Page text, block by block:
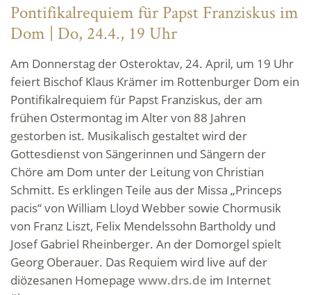
Pontifikalrequiem für Papst Franziskus im
Dom | Do, 24.4., 19 Uhr
Am Donnerstag der Osteroktav, 24. April, um 19 Uhr
feiert Bischof Klaus Krämer im Rottenburger Dom ein
Pontifikalrequiem für Papst Franziskus, der am
frühen Ostermontag im Alter von 88 Jahren
gestorben ist. Musikalisch gestaltet wird der
Gottesdienst von Sängerinnen und Sängern der
Chöre am Dom unter der Leitung von Christian
Schmitt. Es erklingen Teile aus der Missa „Princeps
pacis“ von William Lloyd Webber sowie Chormusik
von Franz Liszt, Felix Mendelssohn Bartholdy und
Josef Gabriel Rheinberger. An der Domorgel spielt
Georg Oberauer. Das Requiem wird live auf der
diözesanen Homepage www.drs.de im Internet